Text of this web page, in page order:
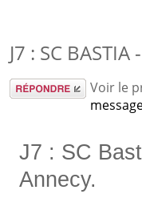
J7 : SC BASTIA
Répondre Voir le
J7 : SC
Annecy.